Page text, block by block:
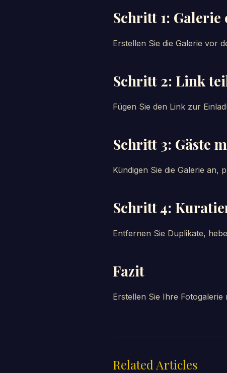
Schritt 1:
Erstellen Sie die Galerie vor
Schritt 2: Link
Fügen Sie den Link zur
Schritt 3: Gäste
Kündigen Sie die Galerie an,
Schritt 4:
Entfernen Sie Duplikate,
Fazit
Erstellen Sie Ihre Fotogalerie
Related Articles